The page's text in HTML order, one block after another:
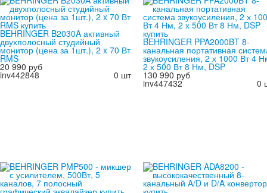
BEHRINGER B2030A активный
двухполосный студийный
монитор (цена за 1шт.), 2 x 70 Вт
RMS
20 990 руб
0 шт
inv442848
BEHRINGER PPA2000BT 8-
канальная портативная
звукоусиления, 2 х 1000 Вт 4
2 х 500 Вт 8 Нм, DSP
130 990 руб
0
inv447432